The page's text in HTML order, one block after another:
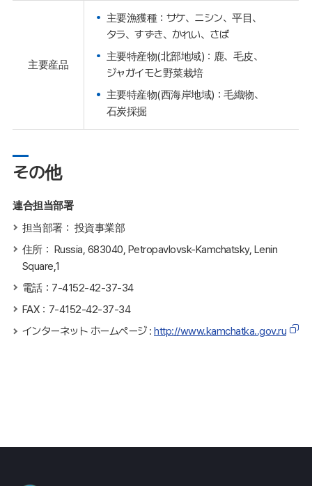
主要産品
主要漁獲種：サケ、ニシン、平目、
タラ、すずき、かれい、さば
主要特産物(北部地域)：鹿、毛皮、
ジャガイモと野菜栽培
主要特産物(西海岸地域)：毛織物、
石炭採掘
その他
連合担当部署
担当部署： 投資事業部
住所： Russia, 683040, Petropavlovsk-Kamchatsky, Lenin
Square,1
電話：7-4152-42-37-34
FAX：7-4152-42-37-34
インターネット ホームページ : http://www.kamchatka..gov.ru